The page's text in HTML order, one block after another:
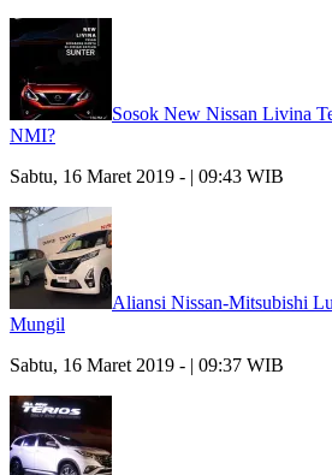
Sosok New Nissan Livina
NMI?
Sabtu, 16 Maret 2019 - | 09:43 WIB
Aliansi Nissan-Mitsubishi
Mungil
Sabtu, 16 Maret 2019 - | 09:37 WIB